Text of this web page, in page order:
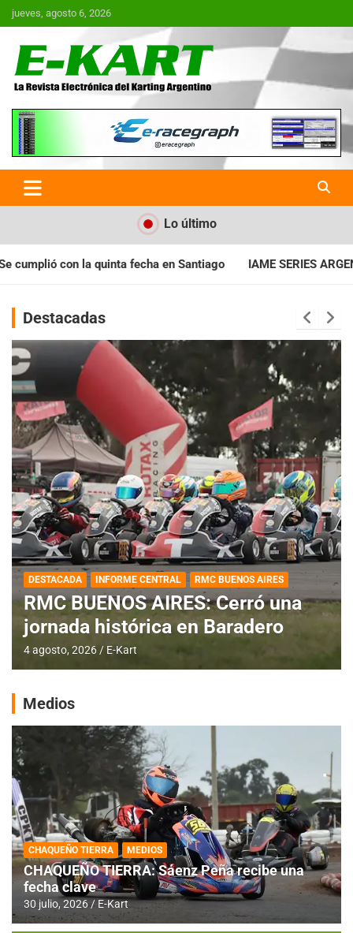
Saltar
al
jueves, agosto 6, 2026
E-Kart.com.ar | La Revista
Electrónica del Karting en
Argentina
Lo último
Santiago IAME SERIES ARGENTINA: Horarios para la fecha
Destacadas
DESTACADA INFORME CENTRAL RMC BUENOS AIRES
RMC BUENOS AIRES: Cerró una
jornada histórica en Baradero
4 agosto, 2026 E-Kart
Medios
CHAQUEÑO TIERRA MEDIOS
CHAQUEÑO TIERRA: Sáenz Peña recibe una
fecha clave
30 julio, 2026 E-Kart